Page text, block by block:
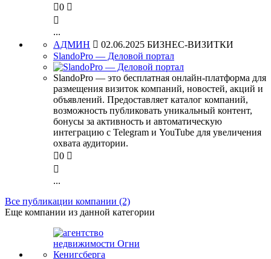
0 

...
АДМИН  02.06.2025 БИЗНЕС-ВИЗИТКИ
SlandoPro — Деловой портал
SlandoPro — это бесплатная онлайн-платформа для
размещения визиток компаний, новостей, акций и
объявлений. Предоставляет каталог компаний,
возможность публиковать уникальный контент,
бонусы за активность и автоматическую
интеграцию с Telegram и YouTube для увеличения
охвата аудитории.
0 

...
Все публикации компании (2)
Еще компании из данной категории